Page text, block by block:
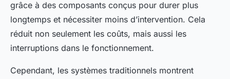
grâce à des composants conçus pour durer plus
longtemps et nécessiter moins d’intervention. Cela
réduit non seulement les coûts, mais aussi les
interruptions dans le fonctionnement.
Cependant, les systèmes traditionnels montrent